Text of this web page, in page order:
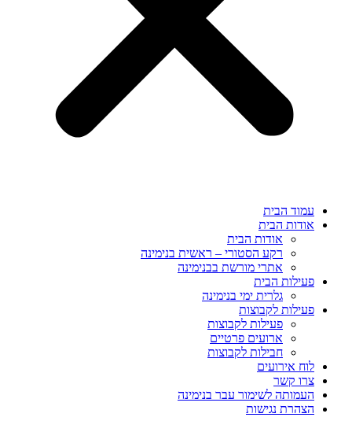
עמוד הבית
אודות הבית
אודות הבית
רקע הסטורי – ראשית בנימינה
אתרי מורשת בבנימינה
פעילות הבית
גלרית ימי בנימינה
פעילות לקבוצות
פעילות לקבוצות
ארועים פרטיים
חבילות לקבוצות
לוח אירועים
צרו קשר
העמותה לשימור עבר בנימינה
הצהרת נגישות